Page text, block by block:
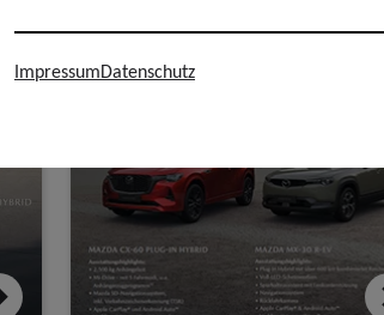
ImpressumDatenschutz